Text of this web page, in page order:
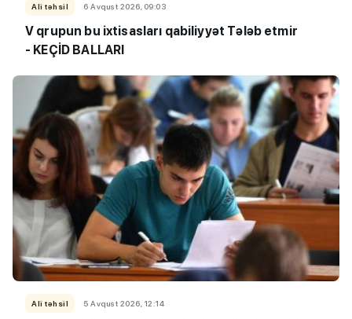
Ali təhsil 6 Avqust 2026, 09:03
V qrupun bu ixtisasları qabiliyyət Tələb etmir
- KEÇİD BALLARI
Ali təhsil 5 Avqust 2026, 12:14